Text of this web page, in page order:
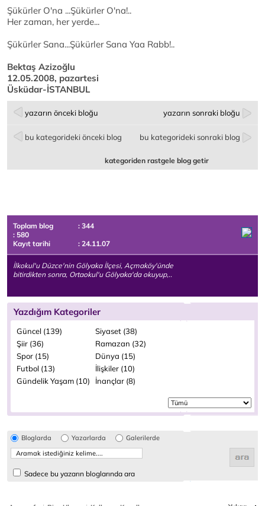
Şükürler O'na ...Şükürler O'na!..
Her zaman, her yerde...
Şükürler Sana...Şükürler Sana Yaa Rabb!..
Bektaş Azizoğlu
12.05.2008, pazartesi
Üsküdar-İSTANBUL
yazarın önceki bloğu yazarın sonraki bloğu
bu kategorideki önceki blog bu kategorideki sonraki blog
kategoriden rastgele blog getir
Toplam blog
: 344
: 580
Kayıt tarihi
: 24.11.07
İlkokul'u Düzce'nin Gölyaka İlçesi, Açmaköy'ünde
bitirdikten sonra, Ortaokul'u Gölyaka'da okuyup,..
Yazdığım Kategoriler
Güncel (139)
Siyaset (38)
Şiir (36)
Ramazan (32)
Spor (15)
Dünya (15)
Futbol (13)
İlişkiler (10)
Gündelik Yaşam (10)
İnançlar (8)
Bloglarda Yazarlarda Galerilerde
Sadece bu yazarın bloglarında ara